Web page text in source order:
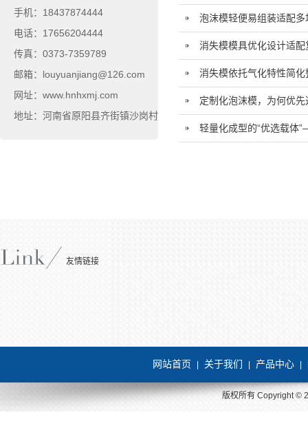
手机：18437874444
电话：17656204444
传真：0373-7359789
邮箱：louyuanjiang@126.com
网址：www.hnhxmj.com
地址：河南省原阳县齐街镇沙岗村
泡沫模轻便易组装适配
消失模模具优化设计适
消失模依托气化特性简
定制化泡沫模，为何优
轻量化成型的“优选载体
友情链接
网站首页 关于我们 产品中心
版权所有 Copyright ©